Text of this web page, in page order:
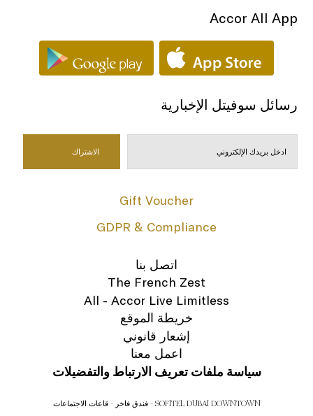
Accor All App
رسائل سوفيتل الإخبارية
Gift Voucher
GDPR & Compliance
اتصل بنا
The French Zest
All - Accor Live Limitless
خريطة الموقع
إشعار قانوني
اعمل معنا
سياسة ملفات تعريف الارتباط والتفضيلات
SOFITEL DUBAI DOWNTOWN - فندق فاخر - قاعات الاجتماعات